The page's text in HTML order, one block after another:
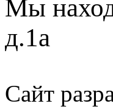
Мы
д.1а
Сайт